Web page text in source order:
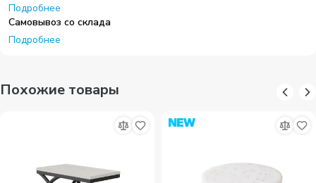
Подробнее
Самовывоз со склада
Подробнее
Похожие товары